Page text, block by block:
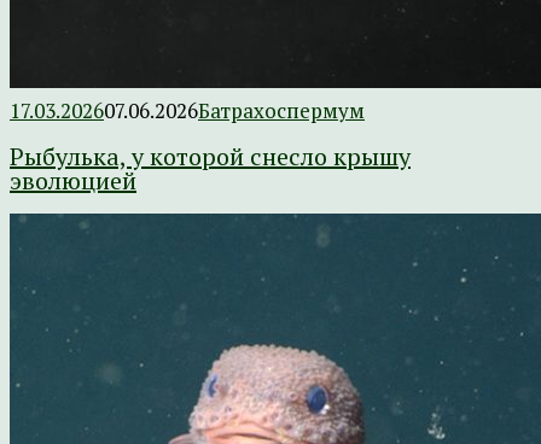
17.03.202607.06.2026Батрахоспермум
Рыбулька, у которой снесло крышу
эволюцией